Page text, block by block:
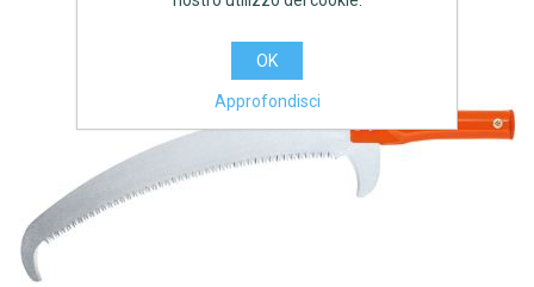
OK
Approfondisci